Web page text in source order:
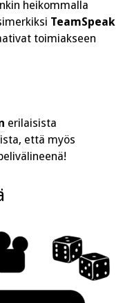
heikommalla
TeamSpeak
toimiakseen
erilaisista
että myös